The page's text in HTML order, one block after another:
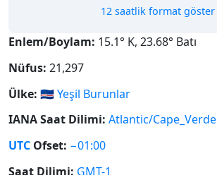
12 saatlik format göster
Enlem/Boylam: 15.1° K, 23.68° Batı
Nüfus: 21,297
Ülke: 🇨🇻Yeşil Burunlar
IANA Saat Dilimi: Atlantic/Cape_Verde
UTC Ofset: −01:00
Saat Dilimi: GMT-1